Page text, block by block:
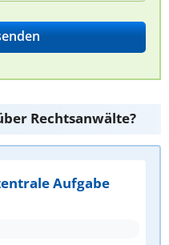
Rechtsanwälte?
Aufgabe